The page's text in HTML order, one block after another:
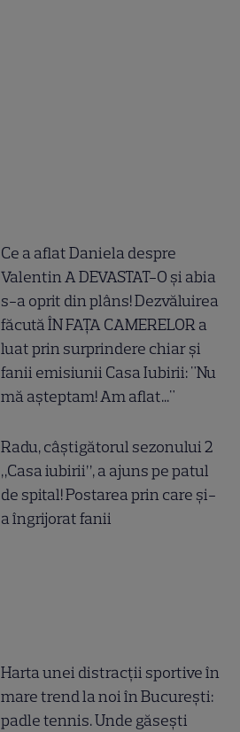
Ce a aflat Daniela despre
Valentin A DEVASTAT-O și abia
s-a oprit din plâns! Dezvăluirea
făcută ÎN FAȚA CAMERELOR a
luat prin surprindere chiar și
fanii emisiunii Casa Iubirii: "Nu
mă așteptam! Am aflat..."
Radu, câștigătorul sezonului 2
„Casa iubirii”, a ajuns pe patul
de spital! Postarea prin care și-
a îngrijorat fanii
Harta unei distracții sportive în
mare trend la noi în București:
padle tennis. Unde găsești